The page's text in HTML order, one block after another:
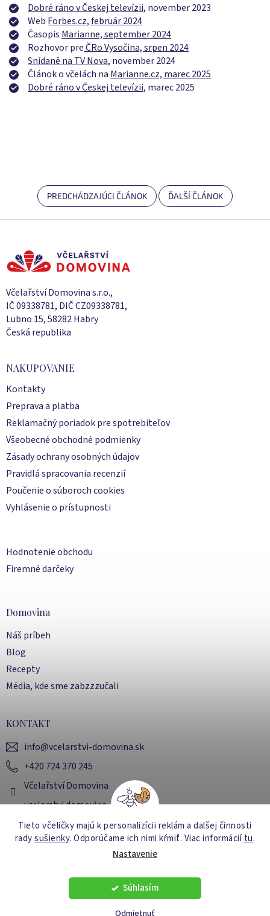
Tieto včeličky majú k personalizícii reklám a dalšej činnosti
radysušienky. Odporúčame ich nimi kŕmiť. Viac informáciítu.
Nastavenie
Odmietnuť
Súhlasím
Dobré ráno v Českej televízii, november 2023
Web Forbes.cz, február 2024
Časopis Marianne, september 2024
Rozhovor preČRo Vysočina, srpen 2024
Snídaně na TV Nova, november 2024
Článok o včelách na Marianne.cz, marec 2025
Dobré ráno v Českej televízii, marec 2025
PREDCHÁDZAJÚCI ČLÁNOK ĎALŠÍ ČLÁNOK
Z
Včelařství Domovina s.r.o.,
IČ 09338781, DIČ CZ09338781,
Lubno 15, 58282 Habry
Česká republika
NAKUPOVANIE
Kontakty
Preprava a platba
Reklamačný poriadok pre spotrebiteľov
Všeobecné obchodné podmienky
Zásady ochrany osobných údajov
Pravidlá spracovania recenzií
Poučenie o súboroch cookies
Vyhlásenie o prístupnosti
Hodnotenie obchodu
Firemné darčeky
Domovina
Náš príbeh
Blog
Recepty
Média, kde sme zabzzzučali
KONTAKT
info@vcelarstvi-domovina.sk
+420 724 370 245
Včelařství Domovina
vcelarstvi.domovina
Vytvoril Shoptet
Včelařství Domovina
vyhradené.Upraviť nastavenie cookies